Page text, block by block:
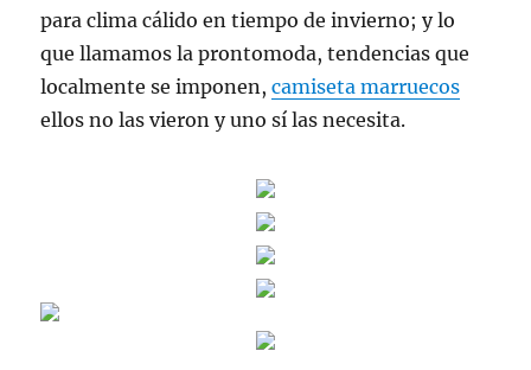
para clima cálido en tiempo de invierno; y lo
que llamamos la prontomoda, tendencias que
localmente se imponen,camiseta marruecos
ellos no las vieron y uno sí las necesita.